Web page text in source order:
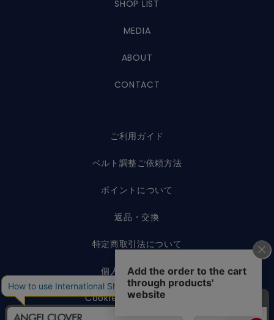
SHOP LIST
MEDIA
ABOUT
CONTACT
ご利用ガイド
ベルト調整ご依頼方法
ポイントについて
返品・交換
特定商取引法について
個人情報保護方針
Cookieポリシーについて